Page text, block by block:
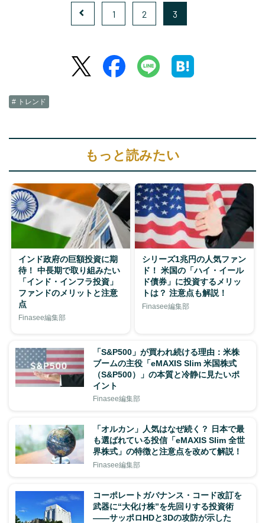
1 2 3
# トレンド
もっと読みたい
インド政府の巨額投資に期
待！ 中長期で取り組みたい
「インド・インフラ投資」
ファンドのメリットと注意
点
Finasee編集部
シリーズ1兆円の人気ファン
ド！ 米国の「ハイ・イール
ド債券」に投資するメリッ
トは？ 注意点も解説！
Finasee編集部
「S&P500」が買われ続ける理由：米株
ブームの主役「eMAXIS Slim 米国株式
（S&P500）」の本質と冷静に見たいポ
イント
Finasee編集部
「オルカン」人気はなぜ続く？ 日本で最
も選ばれている投信「eMAXIS Slim 全世
界株式」の特徴と注意点を改めて解説！
Finasee編集部
コーポレートガバナンス・コード改訂を
武器に“大化け株”を先回りする投資術
——サッポロHDと3Dの攻防が示した